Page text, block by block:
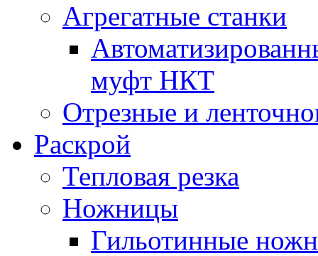
Агрегатные станки
муфт НКТ
Отрезные и
Раскрой
Тепловая резка
Ножницы
Гильотинные